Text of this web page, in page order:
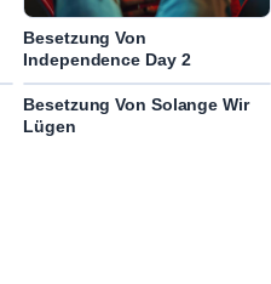
Besetzung Von
Independence Day 2
Besetzung Von Solange Wir
Lügen